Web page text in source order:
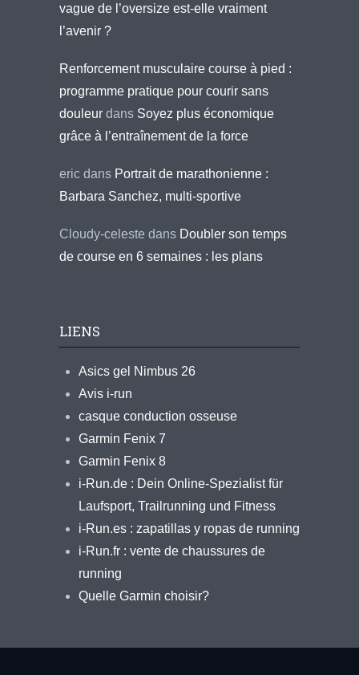
vague de l’oversize est-elle vraiment
l’avenir ?
Renforcement musculaire course à pied :
programme pratique pour courir sans
douleur dans Soyez plus économique
grâce à l’entraînement de la force
eric dans Portrait de marathonienne :
Barbara Sanchez, multi-sportive
Cloudy-celeste dans Doubler son temps
de course en 6 semaines : les plans
LIENS
Asics gel Nimbus 26
Avis i-run
casque conduction osseuse
Garmin Fenix 7
Garmin Fenix 8
i-Run.de : Dein Online-Spezialist für
Laufsport, Trailrunning und Fitness
i-Run.es : zapatillas y ropas de running
i-Run.fr : vente de chaussures de
running
Quelle Garmin choisir?